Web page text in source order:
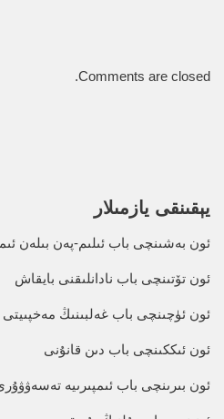
Comments are closed.
يېقىنقى يازمىلار
ئون بەشىنچى باب ئىلىم-پەن بىلەن
ئون تۆتىنچى باب نادانلىقنى بايقاش
ئون ئۈچىنچى باب غەلبىنىڭ مەخپىيتى
ئون ئىككىنچى باب دىن قانۇنى
ئون بىرىنچى باب ئىمپىرىيە